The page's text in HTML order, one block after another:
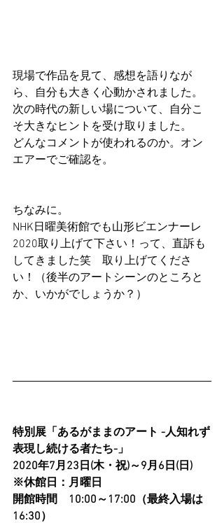
現場で作品を見て、感想を語りなが
ら、自分も大きく心動かされました。
次の時代の新しい場について、自分こ
そ大きなヒントを受け取りました。
どんなコメントが使われるのか。オン
エアーでご確認を。
ちなみに。
NHK日曜美術館でも山形ビエンナーレ
2020取り上げて下さい！って、直訴も
してきました笑　取り上げてくださ
い！（後半のアートシーンのところと
か、いかがでしょうか？）
特別展「あるがままのアート -人知れず
表現し続ける者たち-」
2020年7月23日(木・祝)～9月6日(日)
※休館日：月曜日
開館時間　10:00～17:00（最終入場は
16:30）